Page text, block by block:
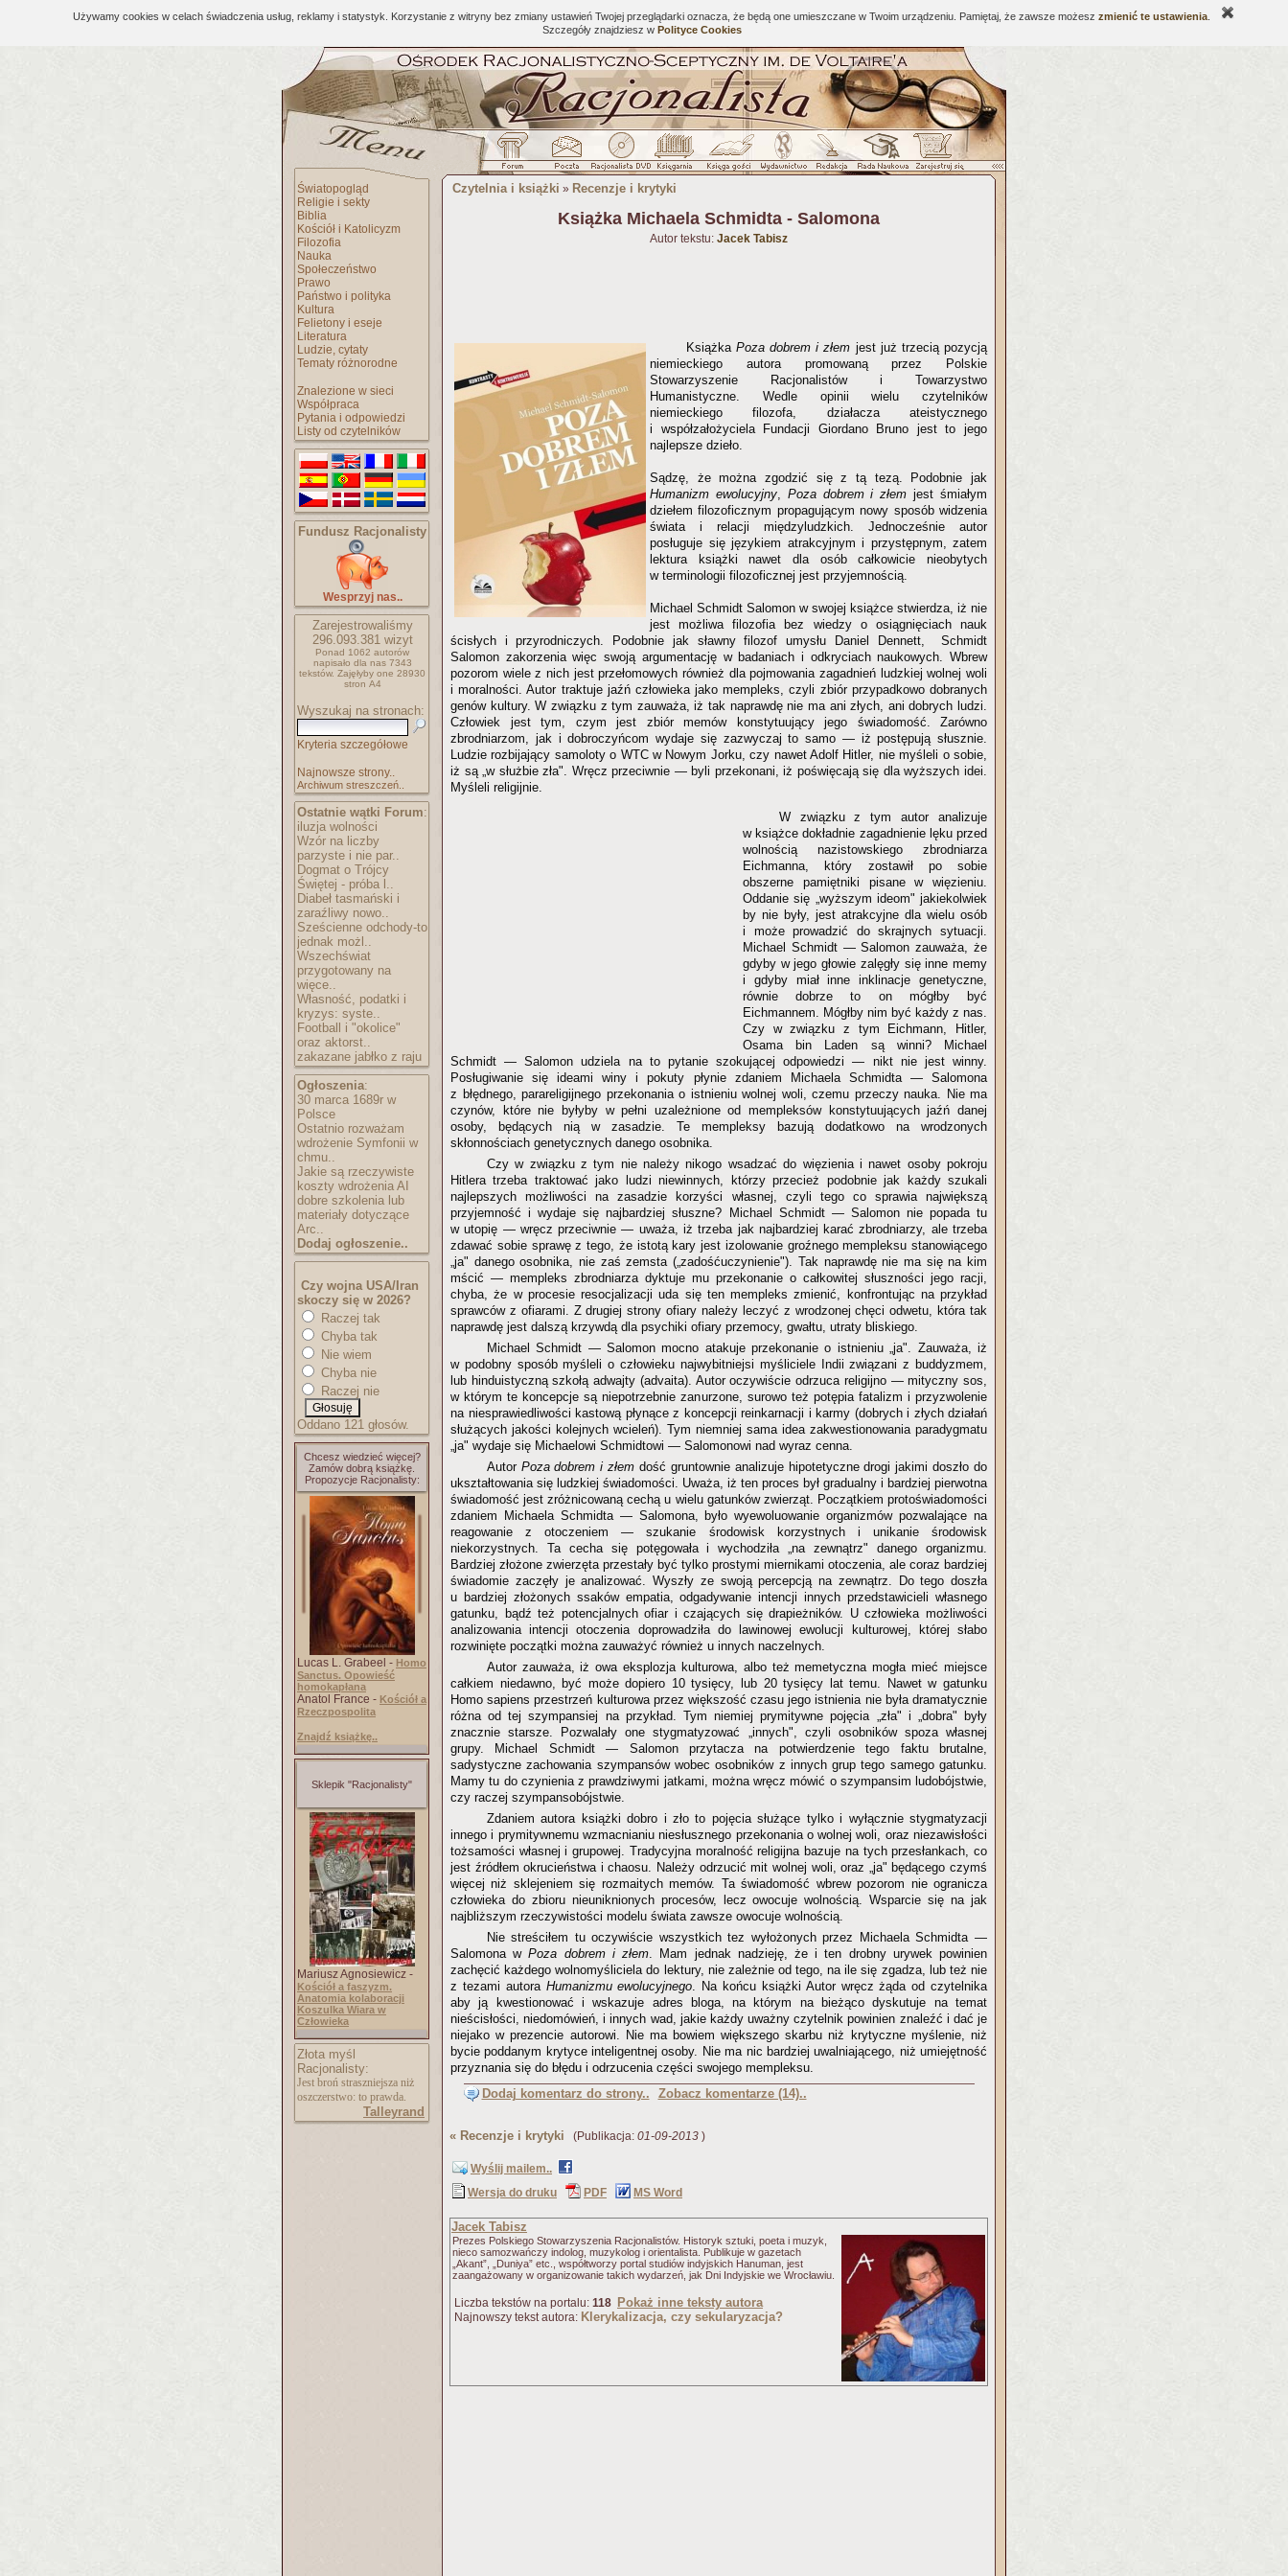
Używamy cookies w celach świadczenia usług, reklamy i statystyk. Korzystanie z witryny bez zmiany ustawień Twojej przeglądarki oznacza, że będą one umieszczane w Twoim urządzeniu. Pamiętaj, że zawsze możesz zmienić te ustawienia
Szczegóły znajdziesz w Polityce Cookies
Światopogląd
Religie i sekty
Biblia
Kościół i Katolicyzm
Filozofia
Nauka
Społeczeństwo
Prawo
Państwo i polityka
Kultura
Felietony i eseje
Literatura
Ludzie, cytaty
Tematy różnorodne
Znalezione w sieci
Współpraca
Pytania i odpowiedzi
Listy od czytelników
Fundusz Racjonalisty
Wesprzyj nas..
Zarejestrowaliśmy
296.093.381wizyt
Ponad 1062 autorów
napisało dla nas 7343
tekstów. Zajęłyby one 28930
stron A4
Wyszukaj na stronach:
Kryteria szczegółowe
Najnowsze strony..
Archiwum streszczeń..
Ostatnie wątki Forum:
iluzja wolności
Wzór na liczby
parzyste i nie par..
Dogmat o Trójcy
Świętej - próba l..
Diabeł tasmański i
zaraźliwy nowo..
Sześcienne odchody-to
jednak możl..
Wszechświat
przygotowany na
więce..
Własność, podatki i
kryzys: syste..
Football i "okolice"
oraz aktorst..
zakazane jabłko z raju
Ogłoszenia:
30 marca 1689r w
Polsce
Ostatnio rozważam
wdrożenie Symfonii w
chmu..
Jakie są rzeczywiste
koszty wdrożenia AI
dobre szkolenia lub
materiały dotyczące
Arc..
Dodaj ogłoszenie..
Czy wojna USA/Iran
skoczy się w 2026?
Raczej tak
Chyba tak
Nie wiem
Chyba nie
Raczej nie
Oddano 121 głosów.
Chcesz wiedzieć więcej?
Zamów dobrą książkę.
Propozycje Racjonalisty:
Lucas L. Grabeel - Homo
Sanctus. Opowieść
homokapłana
Anatol France - Kościół a
Rzeczpospolita
Znajdź książkę..
Sklepik "Racjonalisty"
Mariusz Agnosiewicz -
Kościół a faszyzm.
Anatomia kolaboracji
Koszulka Wiara w
Człowieka
Złota myśl
Racjonalisty:
Jest broń straszniejsza niż
oszczerstwo: to prawda.
Talleyrand
Czytelnia i książki » Recenzje i krytyki
Książka Michaela Schmidta - Salomona
Autor tekstu: Jacek Tabisz
Książka Poza dobrem i złem jest już trzecią pozycją
niemieckiego autora promowaną przez Polskie
Stowarzyszenie Racjonalistów i Towarzystwo
Humanistyczne. Wedle opinii wielu czytelników
niemieckiego filozofa, działacza ateistycznego
i współzałożyciela Fundacji Giordano Bruno jest to jego
najlepsze dzieło.
Sądzę, że można zgodzić się z tą tezą. Podobnie jak
Humanizm ewolucyjny, Poza dobrem i złem jest śmiałym
dziełem filozoficznym propagującym nowy sposób widzenia
świata i relacji międzyludzkich. Jednocześnie autor
posługuje się językiem atrakcyjnym i przystępnym, zatem
lektura książki nawet dla osób całkowicie nieobytych
w terminologii filozoficznej jest przyjemnością.
Michael Schmidt Salomon w swojej książce stwierdza, iż nie
jest możliwa filozofia bez wiedzy o osiągnięciach nauk
ścisłych i przyrodniczych. Podobnie jak sławny filozof umysłu Daniel Dennett, Schmidt
Salomon zakorzenia więc swoją argumentację w badaniach i odkryciach naukowych. Wbrew
pozorom wiele z nich jest przełomowych również dla pojmowania zagadnień ludzkiej wolnej woli
i moralności. Autor traktuje jaźń człowieka jako mempleks, czyli zbiór przypadkowo dobranych
genów kultury. W związku z tym zauważa, iż tak naprawdę nie ma ani złych, ani dobrych ludzi.
Człowiek jest tym, czym jest zbiór memów konstytuujący jego świadomość. Zarówno
zbrodniarzom, jak i dobroczyńcom wydaje się zazwyczaj to samo — iż postępują słusznie.
Ludzie rozbijający samoloty o WTC w Nowym Jorku, czy nawet Adolf Hitler, nie myśleli o sobie,
iż są „w służbie zła". Wręcz przeciwnie — byli przekonani, iż poświęcają się dla wyższych idei.
Myśleli religijnie.
W związku z tym autor analizuje
w książce dokładnie zagadnienie lęku przed
wolnością nazistowskiego zbrodniarza
Eichmanna, który zostawił po sobie
obszerne pamiętniki pisane w więzieniu.
Oddanie się „wyższym ideom" jakiekolwiek
by nie były, jest atrakcyjne dla wielu osób
i może prowadzić do skrajnych sytuacji.
Michael Schmidt — Salomon zauważa, że
gdyby w jego głowie zalęgły się inne memy
i gdyby miał inne inklinacje genetyczne,
równie dobrze to on mógłby być
Eichmannem. Mógłby nim być każdy z nas.
Czy w związku z tym Eichmann, Hitler,
Osama bin Laden są winni? Michael
Schmidt — Salomon udziela na to pytanie szokującej odpowiedzi — nikt nie jest winny.
Posługiwanie się ideami winy i pokuty płynie zdaniem Michaela Schmidta — Salomona
z błędnego, parareligijnego przekonania o istnieniu wolnej woli, czemu przeczy nauka. Nie ma
czynów, które nie byłyby w pełni uzależnione od mempleksów konstytuujących jaźń danej
osoby, będących nią w zasadzie. Te mempleksy bazują dodatkowo na wrodzonych
skłonnościach genetycznych danego osobnika.
Czy w związku z tym nie należy nikogo wsadzać do więzienia i nawet osoby pokroju
Hitlera trzeba traktować jako ludzi niewinnych, którzy przecież podobnie jak każdy szukali
najlepszych możliwości na zasadzie korzyści własnej, czyli tego co sprawia największą
przyjemność i wydaje się najbardziej słuszne? Michael Schmidt — Salomon nie popada tu
w utopię — wręcz przeciwnie — uważa, iż trzeba jak najbardziej karać zbrodniarzy, ale trzeba
zdawać sobie sprawę z tego, że istotą kary jest izolowanie groźnego mempleksu stanowiącego
„ja" danego osobnika, nie zaś zemsta („zadośćuczynienie"). Tak naprawdę nie ma się na kim
mścić — mempleks zbrodniarza dyktuje mu przekonanie o całkowitej słuszności jego racji,
chyba, że w procesie resocjalizacji uda się ten mempleks zmienić, konfrontując na przykład
sprawców z ofiarami. Z drugiej strony ofiary należy leczyć z wrodzonej chęci odwetu, która tak
naprawdę jest dalszą krzywdą dla psychiki ofiary przemocy, gwałtu, utraty bliskiego.
Michael Schmidt — Salomon mocno atakuje przekonanie o istnieniu „ja". Zauważa, iż
w podobny sposób myśleli o człowieku najwybitniejsi myśliciele Indii związani z buddyzmem,
lub hinduistyczną szkołą adwajty (advaita). Autor oczywiście odrzuca religijno — mityczny sos,
w którym te koncepcje są niepotrzebnie zanurzone, surowo też potępia fatalizm i przyzwolenie
na niesprawiedliwości kastową płynące z koncepcji reinkarnacji i karmy (dobrych i złych działań
służących jakości kolejnych wcieleń). Tym niemniej sama idea zakwestionowania paradygmatu
„ja" wydaje się Michaelowi Schmidtowi — Salomonowi nad wyraz cenna.
Autor Poza dobrem i złem dość gruntownie analizuje hipotetyczne drogi jakimi doszło do
ukształtowania się ludzkiej świadomości. Uważa, iż ten proces był gradualny i bardziej pierwotna
świadomość jest zróżnicowaną cechą u wielu gatunków zwierząt. Początkiem protoświadomości
zdaniem Michaela Schmidta — Salomona, było wyewoluowanie organizmów pozwalające na
reagowanie z otoczeniem — szukanie środowisk korzystnych i unikanie środowisk
niekorzystnych. Ta cecha się potęgowała i wychodziła „na zewnątrz" danego organizmu.
Bardziej złożone zwierzęta przestały być tylko prostymi miernikami otoczenia, ale coraz bardziej
świadomie zaczęły je analizować. Wyszły ze swoją percepcją na zewnątrz. Do tego doszła
u bardziej złożonych ssaków empatia, odgadywanie intencji innych przedstawicieli własnego
gatunku, bądź też potencjalnych ofiar i czających się drapieżników. U człowieka możliwości
analizowania intencji otoczenia doprowadziła do lawinowej ewolucji kulturowej, której słabo
rozwinięte początki można zauważyć również u innych naczelnych.
Autor zauważa, iż owa eksplozja kulturowa, albo też memetyczna mogła mieć miejsce
całkiem niedawno, być może dopiero 10 tysięcy, lub 20 tysięcy lat temu. Nawet w gatunku
Homo sapiens przestrzeń kulturowa przez większość czasu jego istnienia nie była dramatycznie
różna od tej szympansiej na przykład. Tym niemiej prymitywne pojęcia „zła" i „dobra" były
znacznie starsze. Pozwalały one stygmatyzować „innych", czyli osobników spoza własnej
grupy. Michael Schmidt — Salomon przytacza na potwierdzenie tego faktu brutalne,
sadystyczne zachowania szympansów wobec osobników z innych grup tego samego gatunku.
Mamy tu do czynienia z prawdziwymi jatkami, można wręcz mówić o szympansim ludobójstwie,
czy raczej szympansobójstwie.
Zdaniem autora książki dobro i zło to pojęcia służące tylko i wyłącznie stygmatyzacji
innego i prymitywnemu wzmacnianiu niesłusznego przekonania o wolnej woli, oraz niezawisłości
tożsamości własnej i grupowej. Tradycyjna moralność religijna bazuje na tych przesłankach, co
jest źródłem okrucieństwa i chaosu. Należy odrzucić mit wolnej woli, oraz „ja" będącego czymś
więcej niż sklejeniem się rozmaitych memów. Ta świadomość wbrew pozorom nie ogranicza
człowieka do zbioru nieuniknionych procesów, lecz owocuje wolnością. Wsparcie się na jak
najbliższym rzeczywistości modelu świata zawsze owocuje wolnością.
Nie streściłem tu oczywiście wszystkich tez wyłożonych przez Michaela Schmidta —
Salomona wPoza dobrem i złem. Mam jednak nadzieję, że i ten drobny urywek powinien
zachęcić każdego wolnomyśliciela do lektury, nie zależnie od tego, na ile się zgadza, lub też nie
z tezami autora Humanizmu ewolucyjnego. Na końcu książki Autor wręcz żąda od czytelnika
aby ją kwestionować i wskazuje adres bloga, na którym na bieżąco dyskutuje na temat
nieścisłości, niedomówień, i innych wad, jakie każdy uważny czytelnik powinien znaleźć i dać je
niejako w prezencie autorowi. Nie ma bowiem większego skarbu niż krytyczne myślenie, niż
bycie poddanym krytyce inteligentnej osoby. Nie ma nic bardziej uwalniającego, niż umiejętność
przyznania się do błędu i odrzucenia części swojego mempleksu.
Dodaj komentarz do strony..
Zobacz komentarze (14)..
« Recenzje i krytyki (Publikacja: 01-09-2013 )
Wyślij mailem..
Wersja do druku
PDF MS Word
Jacek Tabisz
Prezes Polskiego Stowarzyszenia Racjonalistów. Historyk sztuki, poeta i muzyk,
nieco samozwańczy indolog, muzykolog i orientalista. Publikuje w gazetach
„Akant”, „Duniya” etc., współtworzy portal studiów indyjskich Hanuman, jest
zaangażowany w organizowanie takich wydarzeń, jak Dni Indyjskie we Wrocławiu.
Liczba tekstów na portalu: 118 Pokaż inne teksty autora
Najnowszy tekst autora: Klerykalizacja, czy sekularyzacja?